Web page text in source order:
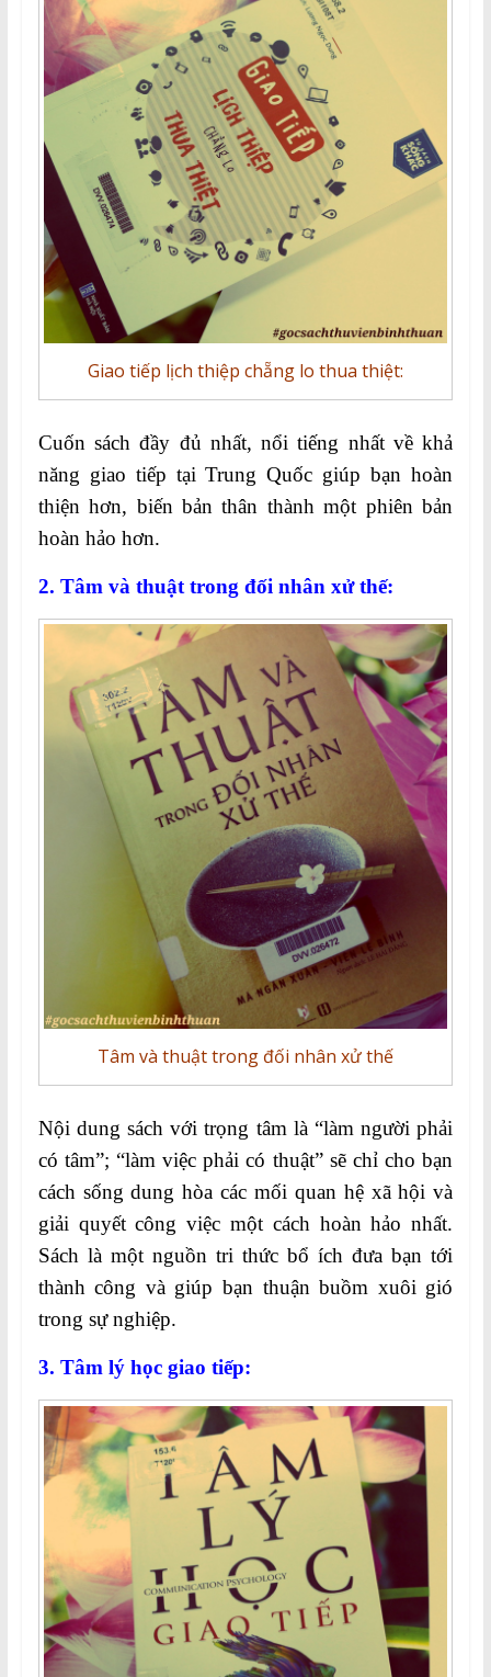
Giao tiếp lịch thiệp chẵng lo thua thiệt:
Cuốn sách đầy đủ nhất, nổi tiếng nhất về khả
năng giao tiếp tại Trung Quốc giúp bạn hoàn
thiện hơn, biến bản thân thành một phiên bản
hoàn hảo hơn.
2. Tâm và thuật trong đối nhân xử thế:
Tâm và thuật trong đối nhân xử thế
Nội dung sách với trọng tâm là “làm người phải
có tâm”; “làm việc phải có thuật” sẽ chỉ cho bạn
cách sống dung hòa các mối quan hệ xã hội và
giải quyết công việc một cách hoàn hảo nhất.
Sách là một nguồn tri thức bổ ích đưa bạn tới
thành công và giúp bạn thuận buồm xuôi gió
trong sự nghiệp.
3. Tâm lý học giao tiếp: